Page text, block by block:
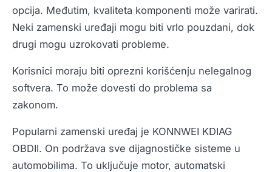
opcija. Međutim, kvaliteta komponenti može varirati.
Neki zamenski uređaji mogu biti vrlo pouzdani, dok
drugi mogu uzrokovati probleme.
Korisnici moraju biti oprezni korišćenju nelegalnog
softvera. To može dovesti do problema sa
zakonom.
Popularni zamenski uređaj je KONNWEI KDIAG
OBDII. On podržava sve dijagnostičke sisteme u
automobilima. To uključuje motor, automatski